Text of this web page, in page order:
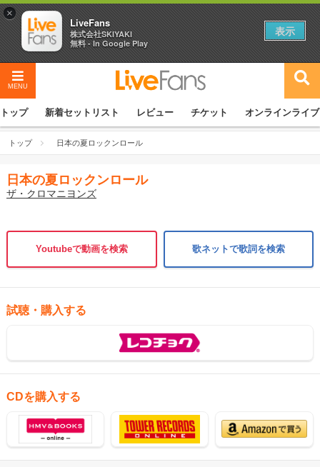
MENU
トップ 新着セットリスト レビュー チケット オンラインライブ
トップ 日本の夏ロックンロール
日本の夏ロックンロール
ザ・クロマニヨンズ
Youtubeで動画を検索 歌ネットで歌詞を検索
試聴・購入する
CDを購入する
×
LiveFans
株式会社SKIYAKI
無料 - In Google Play
表示